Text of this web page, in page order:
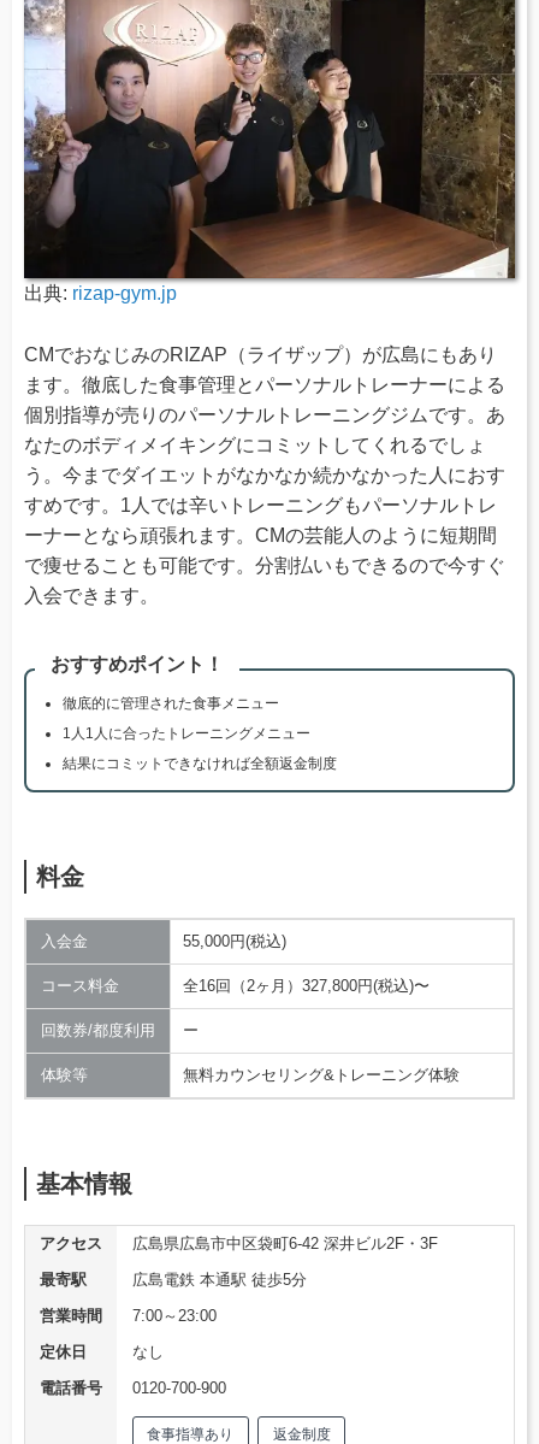
出典: rizap-gym.jp
CMでおなじみのRIZAP（ライザップ）が広島にもあり
ます。徹底した食事管理とパーソナルトレーナーによる
個別指導が売りのパーソナルトレーニングジムです。あ
なたのボディメイキングにコミットしてくれるでしょ
う。今までダイエットがなかなか続かなかった人におす
すめです。1人では辛いトレーニングもパーソナルトレ
ーナーとなら頑張れます。CMの芸能人のように短期間
で痩せることも可能です。分割払いもできるので今すぐ
入会できます。
おすすめポイント！
徹底的に管理された食事メニュー
1人1人に合ったトレーニングメニュー
結果にコミットできなければ全額返金制度
料金
入会金 55,000円(税込)
コース料金 全16回（2ヶ月）327,800円(税込)〜
回数券/都度利用 ー
体験等 無料カウンセリング&トレーニング体験
基本情報
アクセス
広島県広島市中区袋町6-42 深井ビル2F・3F
最寄駅
広島電鉄 本通駅 徒歩5分
営業時間
7:00～23:00
定休日
なし
電話番号
0120-700-900
食事指導あり 返金制度